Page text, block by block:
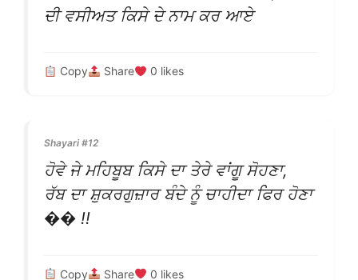
ਦੀ ਵਸੀਅਤ ਕਿਸੇ ਦੇ ਨਾਮ ਕਰ ਆਏ
Copy Share 0 likes
Shayari #12
ਹੋਵੇ ਜੇ ਮਹਿਬੂਬ ਕਿਸੇ ਦਾ ਤੇਰੇ ਵਾਂਗੂ ਸੋਹਣਾ,
ਰੱਬ ਦਾ ਸ਼ੁਕਰਗੁਜ਼ਾਰ ਬੰਦੇ ਨੂੰ ਚਾਹੀਦਾ ਫਿਰ ਹੋਣਾ
�� !!
Copy Share 0 likes